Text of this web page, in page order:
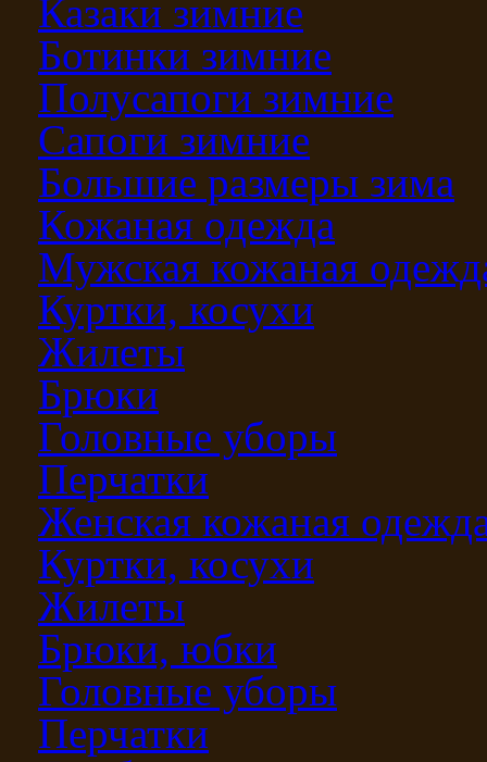
Казаки зимние
Ботинки зимние
Полусапоги зимние
Сапоги зимние
Большие размеры зима
Кожаная одежда
Мужская кожаная
Куртки, косухи
Жилеты
Брюки
Головные уборы
Перчатки
Женская кожаная
Куртки, косухи
Жилеты
Брюки, юбки
Головные уборы
Перчатки